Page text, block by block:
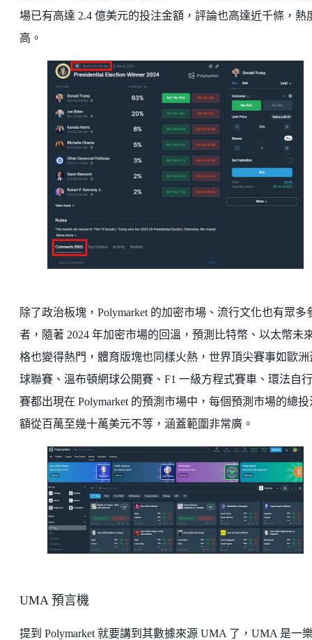
場已有高達 2.4 億美元的投注金額，評論也高達近千條，熱
高。
除了政治板塊，Polymarket 的加密市場、流行文化也有眾多
者，隨著 2024 年加密市場的回溫，預測比特幣、以太幣未
格也變得熱門，體育版塊也同樣火熱，世界頂尖賽事如歐洲
球聯賽、溫布頓網球公開賽、F1 一級方程式賽車、環法自
賽都出現在 Polymarket 的預測市場中，每個預測市場的總投
額從百萬至幾十萬美元不等，涵蓋範圍非常廣。
UMA 預言機
提到 Polymarket 就要講到其數據來源 UMA 了，UMA 是一